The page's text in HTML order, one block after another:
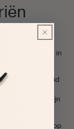
om je huid
de poriën
door appelazijn in
de zichtbaarheid
voor
appelazijn
brengt het aan op